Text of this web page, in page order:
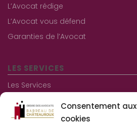
Consentement aux
cookies
L’Avocat rédige
L’Avocat vous défend
Garanties de l’Avocat
LES SERVICES
Les Services
Les consultations gratuites
Aide juridictionnelle